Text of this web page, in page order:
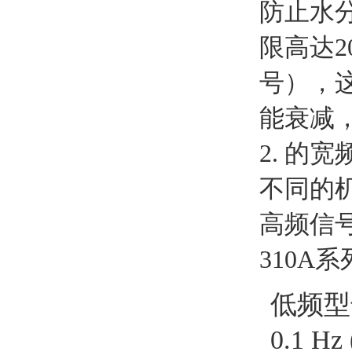
防止水
限高达
号），
能衰减
2. 的宽
不同的
高频信
310A系
低频
0.1